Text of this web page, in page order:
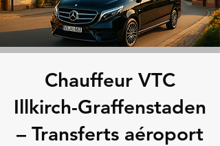
Chauffeur VTC
Illkirch-Graffenstaden
– Transferts aéroport